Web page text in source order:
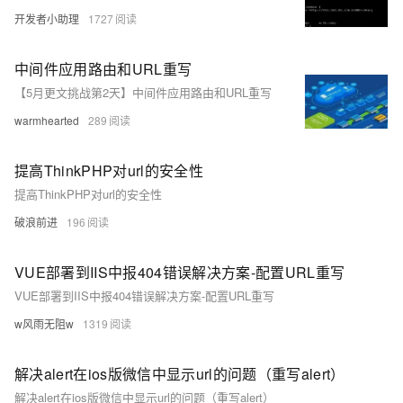
开发者小助理 1727
中间件应用路由和URL重写
【5月更文挑战第2天】中间件应用路由和URL重写
warmhearted 289
提高ThinkPHP对url的安全性
提高ThinkPHP对url的安全性
破浪前进 196
VUE部署到IIS中报404错误解决方案-配置URL重写
VUE部署到IIS中报404错误解决方案-配置URL重写
w风雨无阻w 1319
解决alert在ios版微信中显示url的问题（重写alert）
解决alert在ios版微信中显示url的问题（重写alert）